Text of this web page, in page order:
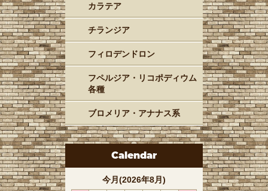
カラテア
チランジア
フィロデンドロン
フペルジア・リコポディウム
各種
ブロメリア・アナナス系
Calendar
今月(2026年8月)